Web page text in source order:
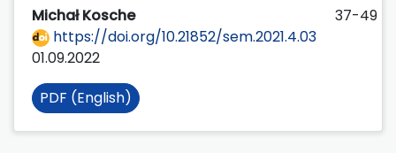
Michał Kosche
37-49
https://doi.org/10.21852/sem.2021.4.03
01.09.2022
PDF (English)